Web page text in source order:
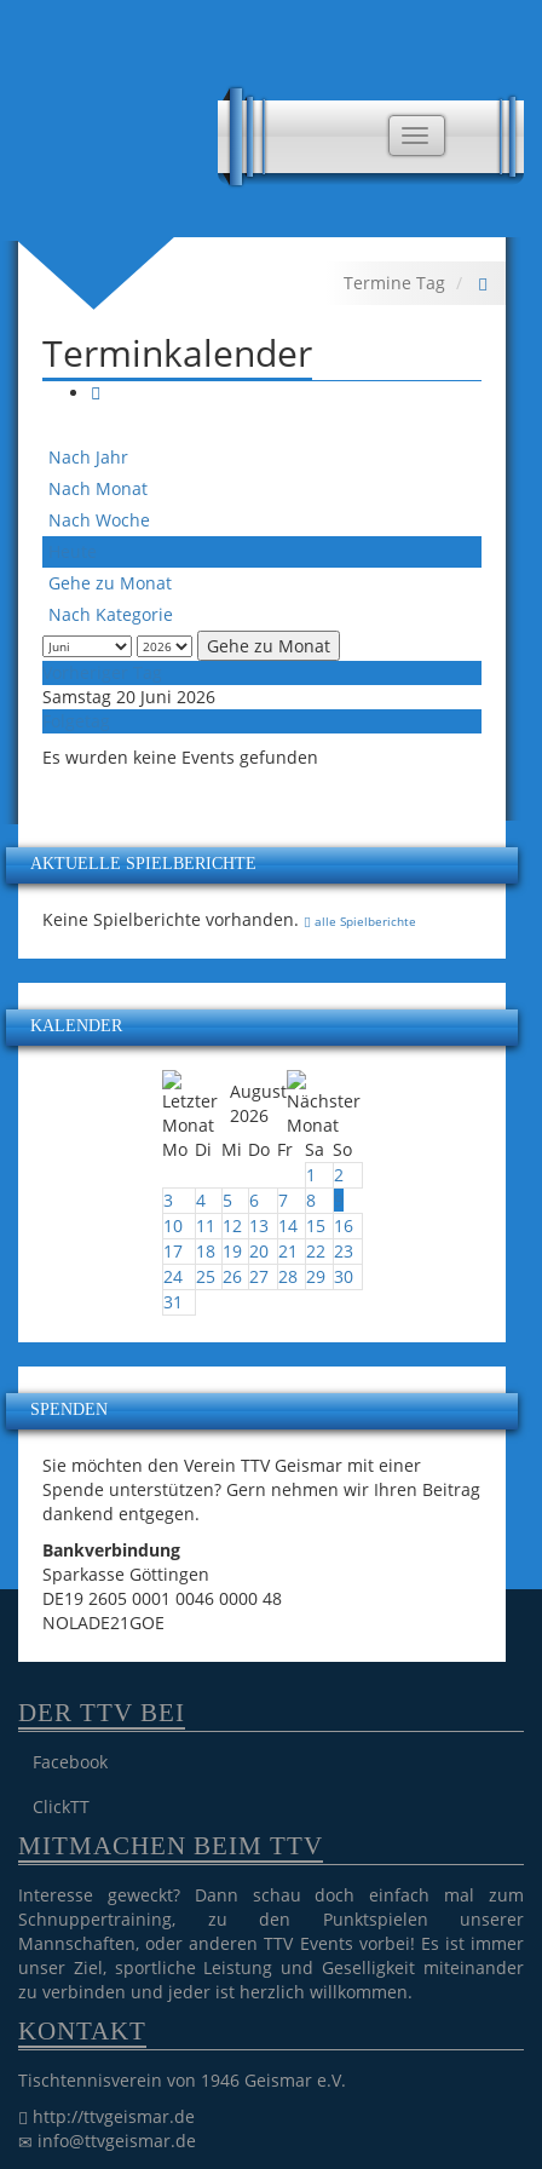
Toggle
navigation
Termine Tag
Terminkalender
Nach Jahr
Nach Monat
Nach Woche
Gehe zu Monat
Nach Kategorie
Gehe zu Monat
Samstag 20 Juni 2026
Es wurden keine Events gefunden
AKTUELLE SPIELBERICHTE
Keine Spielberichte vorhanden. alle Spielberichte
KALENDER
August
2026
Mo Di Mi Do Fr Sa So
1
2
3
4 5 6 7 8
10
11 12 13 14 15 16
17
18 19 20 21 22 23
24 25 26 27 28 29 30
31
SPENDEN
Sie möchten den Verein TTV Geismar mit einer
Spende unterstützen? Gern nehmen wir Ihren Beitrag
dankend entgegen.
Bankverbindung
Sparkasse Göttingen
DE19 2605 0001 0046 0000 48
NOLADE21GOE
DER TTV BEI
Facebook
ClickTT
MITMACHEN BEIM TTV
Interesse geweckt? Dann schau doch einfach mal zum
Schnuppertraining, zu den Punktspielen unserer
Mannschaften, oder anderen TTV Events vorbei! Es ist immer
unser Ziel, sportliche Leistung und Geselligkeit miteinander
zu verbinden und jeder ist herzlich willkommen.
KONTAKT
Tischtennisverein von 1946 Geismar e.V.
http://ttvgeismar.de
info@ttvgeismar.de